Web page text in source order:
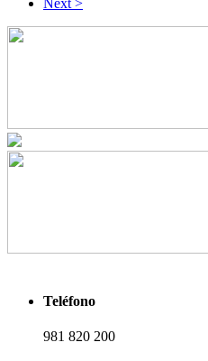
Next >
Teléfono
981 820 200